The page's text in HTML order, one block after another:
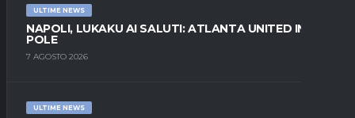
ULTIME NEWS
NAPOLI, LUKAKU AI SALUTI: ATLANTA UNITED IN
POLE
7 AGOSTO 2026
ULTIME NEWS